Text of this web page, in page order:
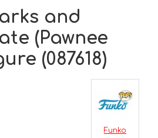
and
(Pawnee
(087618)
Funko